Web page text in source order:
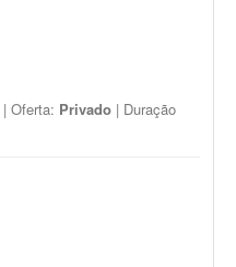
| Oferta: Privado | Duração